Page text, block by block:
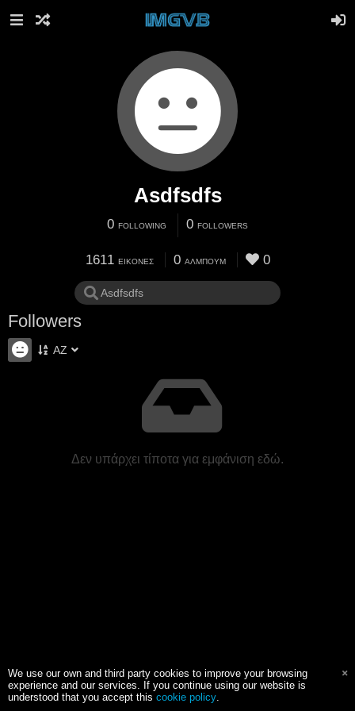
Asdfsdfs
0 FOLLOWING 0 FOLLOWERS
1611 ΕΙΚΌΝΕΣ 0 ΆΛΜΠΟΥΜ 0
Followers
AZ
Δεν υπάρχει τίποτα για εμφάνιση εδώ.
We use our own and third party cookies to improve your browsing
experience and our services. If you continue using our website is
understood that you accept this cookie policy.